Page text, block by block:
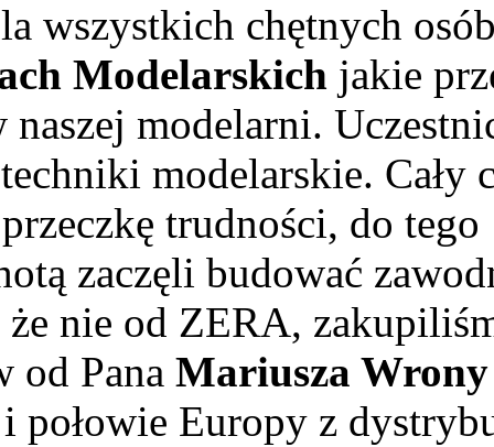
wszystkich chętnych
Modelarskich jakie
modelarni.
modelarskie. Cały
trudności, do tego
zaczęli budować
nie od ZERA,
od Pana Mariusza Wrony
połowie Europy z